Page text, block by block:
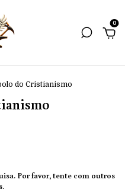
0
do Cristianismo
Por favor, tente com outros